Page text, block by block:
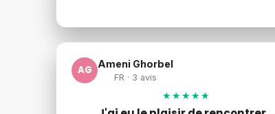
AG Ameni Ghorbel
FR · 3 avis
★★★★★